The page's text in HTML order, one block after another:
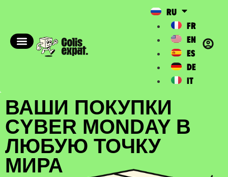
RU
FR
EN
ES
DE
IT
ВАШИ ПОКУПКИ
CYBER MONDAY В
ЛЮБУЮ ТОЧКУ
МИРА